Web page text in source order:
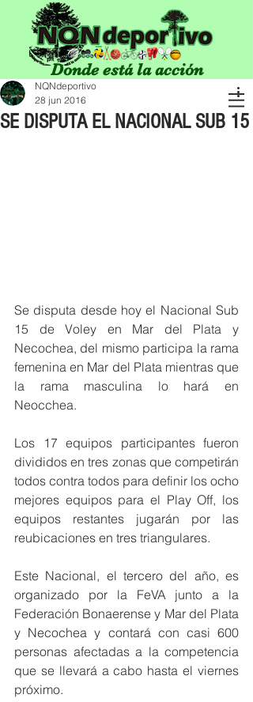
Donde está la acción
SE DISPUTA EL NACIONAL SUB 15
NQNdeportivo
28 jun 2016
Se disputa desde hoy el Nacional Sub
15 de Voley en Mar del Plata y
Necochea, del mismo participa la rama
femenina en Mar del Plata mientras que
la rama masculina lo hará en
Neocchea.
Los 17 equipos participantes fueron
divididos en tres zonas que competirán
todos contra todos para definir los ocho
mejores equipos para el Play Off, los
equipos restantes jugarán por las
reubicaciones en tres triangulares.
Este Nacional, el tercero del año, es
organizado por la FeVA junto a la
Federación Bonaerense y Mar del Plata
y Necochea y contará con casi 600
personas afectadas a la competencia
que se llevará a cabo hasta el viernes
próximo.